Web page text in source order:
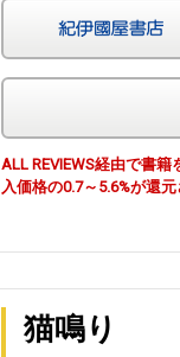
ALL REVIEWS経由で書
入価格の0.7～5.6%が還
猫鳴り